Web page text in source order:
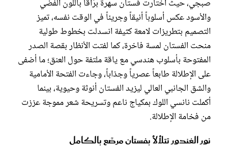
صبجي، حيث اختارت فستان سهرة برَّاقاً باللون الفضي
والأسود عكس أسلوباً أنيقاً وجريئاً في الوقت نفسه، تميز
التصميم بتطريزات لامعة كثيفة انسدلت بخطوط طولية
منحت الفستان لمسة فاخرة، كما لفتت الأنظار بقصة الصدر
المفتوحة بأسلوب هندسي مع ياقة ملتفة حول العنق؛ ما أضفى
على الإطلالة طابعاً عصرياً وجذاباً، وجاءت الفتحة الأمامية
والشق الجانبي العالي ليزيد الفستان أنوثة وحيوية، بينما
أكملت نانسي اللوك بمكياج ناعم وتسريحة شعر مموجة عززت
من فخامة الإطلالة.
نور الغندور تتلألأ بفستان مرصَّع بالكامل